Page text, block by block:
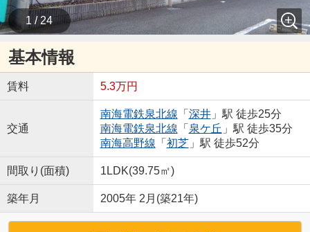
1 / 24
基本情報
賃料 5.3万円
交通
南海電鉄泉北線 「 深井」駅 徒歩25分
南海電鉄泉北線 「 泉ケ丘 」駅 徒歩35分
南海高野線 「 初芝」駅 徒歩52分
間取り(面積) 1LDK(39.75㎡)
築年月 2005年 2月(築21年)